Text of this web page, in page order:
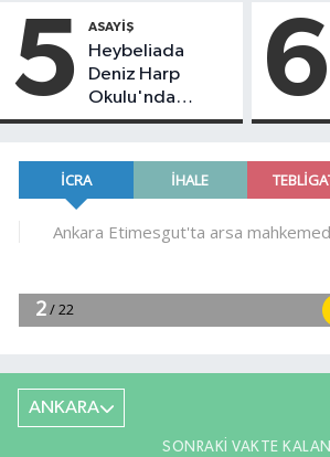
tahliye edildi!
5 ASAYIŞ
Heybeliada
Deniz Harp
Okulu'nda
korkutan yangın!
müdahale devam
ediyor
6
ANKARA
SONRAKI VAKTE KALAN